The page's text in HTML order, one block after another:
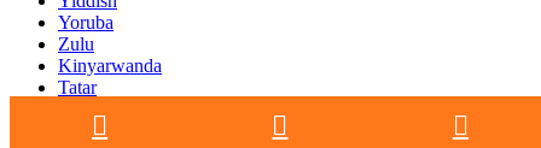
Yoruba
Zulu
Kinyarwanda
Tatar
Turkmen